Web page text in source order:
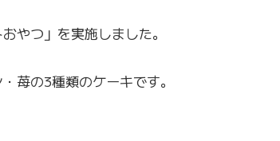
やつ」を実施しました。
苺の3種類のケーキです。